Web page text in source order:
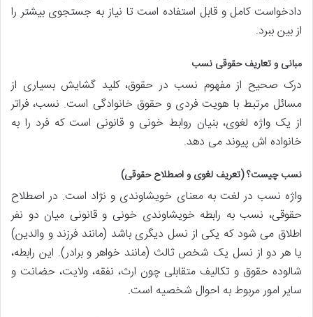
دادخواست کامل و قابل استفاده است تا نیاز به جستجوی بیشتر را
از بین ببرد.
مبانی و تعاریف حقوقی نسب
درک صحیح از مفهوم نسب در حقوق، کلید گشایش بسیاری از
مسائل مرتبط با هویت فردی و حقوق خانوادگی است. نسب، فراتر
از یک واژه لغوی، بنیان روابط خونی و قانونی است که فرد را به
خانواده اش پیوند می دهد.
نسب چیست؟ (تعریف لغوی و اصطلاح حقوقی)
واژه نسب در لغت به معنای خویشاوندی و نژاد است. در اصطلاح
حقوقی، نسب به رابطه خویشاوندی خونی و قانونی میان دو نفر
اطلاق می شود که یکی از نسل دیگری باشد (مانند فرزند و والدین)
یا هر دو از نسل یک شخص ثالث (مانند خواهر و برادر). این رابطه،
شالوده حقوق و تکالیف متقابلی چون ارث، نفقه، ولایت، حضانت و
سایر امور مربوط به احوال شخصیه است.